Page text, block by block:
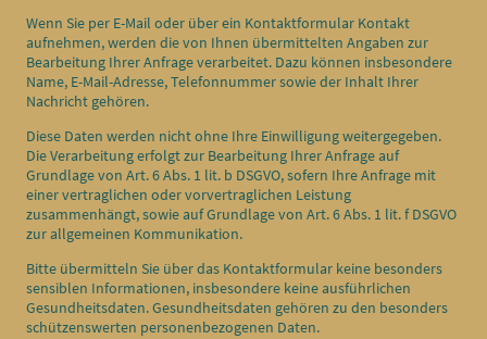
Wenn Sie per E-Mail oder über ein Kontaktformular Kontakt
aufnehmen, werden die von Ihnen übermittelten Angaben zur
Bearbeitung Ihrer Anfrage verarbeitet. Dazu können insbesondere
Name, E-Mail-Adresse, Telefonnummer sowie der Inhalt Ihrer
Nachricht gehören.
Diese Daten werden nicht ohne Ihre Einwilligung weitergegeben.
Die Verarbeitung erfolgt zur Bearbeitung Ihrer Anfrage auf
Grundlage von Art. 6 Abs. 1 lit. b DSGVO, sofern Ihre Anfrage mit
einer vertraglichen oder vorvertraglichen Leistung
zusammenhängt, sowie auf Grundlage von Art. 6 Abs. 1 lit. f DSGVO
zur allgemeinen Kommunikation.
Bitte übermitteln Sie über das Kontaktformular keine besonders
sensiblen Informationen, insbesondere keine ausführlichen
Gesundheitsdaten. Gesundheitsdaten gehören zu den besonders
schützenswerten personenbezogenen Daten.